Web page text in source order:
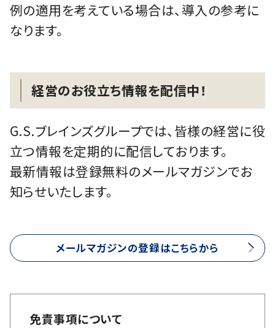
例の適用を考えている場合は、導入の参考に
なります。
経営のお役立ち情報を配信中！
G.S.ブレインズグループでは、皆様の経営に役
立つ情報を定期的に配信しております。
最新情報は登録無料のメールマガジンでお
知らせいたします。
メールマガジンの登録はこちらから
免責事項について